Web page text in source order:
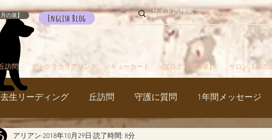
の泉】 English Blog
訪問 チャクラクリアリング ギューカード ブログ【月の泉】 サロン【月の
生リーディング 丘訪問 守護に質問 1年間メッセージ
冥界 天国 カルマパターン
アリアン 2018年10月29日 読了時間: 8分